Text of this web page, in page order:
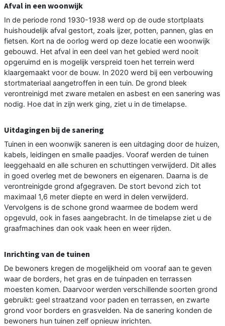
Afval in een woonwijk
In de periode rond 1930-1938 werd op de oude stortplaats
huishoudelijk afval gestort, zoals ijzer, potten, pannen, glas en
fietsen. Kort na de oorlog werd op deze locatie een woonwijk
gebouwd. Het afval in een deel van het gebied werd nooit
opgeruimd en is mogelijk verspreid toen het terrein werd
klaargemaakt voor de bouw. In 2020 werd bij een verbouwing
stortmateriaal aangetroffen in een tuin. De grond bleek
verontreinigd met zware metalen en asbest en een sanering was
nodig. Hoe dat in zijn werk ging, ziet u in de timelapse.
Uitdagingen bij de sanering
Tuinen in een woonwijk saneren is een uitdaging door de huizen,
kabels, leidingen en smalle paadjes. Vooraf werden de tuinen
leeggehaald en alle schuren en schuttingen verwijderd. Dit alles
in goed overleg met de bewoners en eigenaren. Daarna is de
verontreinigde grond afgegraven. De stort bevond zich tot
maximaal 1,6 meter diepte en werd in delen verwijderd.
Vervolgens is de schone grond waarmee de bodem werd
opgevuld, ook in fases aangebracht. In de timelapse ziet u de
graafmachines dan ook vaak heen en weer rijden.
Inrichting van de tuinen
De bewoners kregen de mogelijkheid om vooraf aan te geven
waar de borders, het gras en de tuinpaden en terrassen
moesten komen. Daarvoor werden verschillende soorten grond
gebruikt: geel straatzand voor paden en terrassen, en zwarte
grond voor borders en grasvelden. Na de sanering konden de
bewoners hun tuinen zelf opnieuw inrichten.